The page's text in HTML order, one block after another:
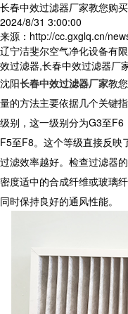
长春中效过滤器厂家教您购
2024/8/31 3:00:00
来源：http://cc.gxglq.cn/
辽宁洁斐尔空气净化设备有
效过滤器,长春中效过滤器厂
沈阳长春中效过滤器厂家教
量的方法主要依据几个关键
级别，这一级别分为G3至
F5至F8。这个等级直接反映
过滤效率越好。检查过滤器
密度适中的合成纤维或玻璃
同时保持良好的通风性能。